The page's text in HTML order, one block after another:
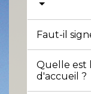
Faut-il
Quelle est
d'accueil ?